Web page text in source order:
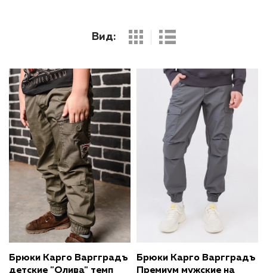
Брюки Карго Варгградъ
детские "Олива" темп
Брюки Карго Варгградъ
Премиум мужские на